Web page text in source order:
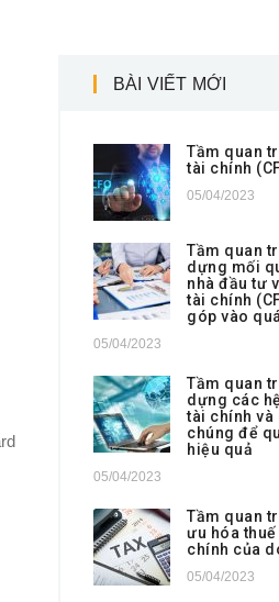
BÀI VIẾT MỚI
Tầm quan
tài chính
05/04/2023
Tầm quan
dựng mối
nhà đầu tư
tài chính
góp vào
05/04/2023
Tầm quan
dựng các
tài chính và
chúng để
hiệu quả
05/04/2023
Tầm quan
ưu hóa
chính của
05/04/2023